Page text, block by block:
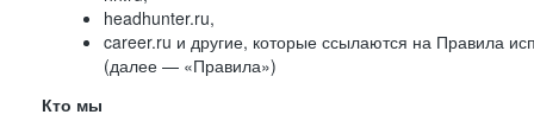
headhunter.ru,
career.ru и другие, которые ссылаются на Правила
(далее — «Правила»)
Кто мы